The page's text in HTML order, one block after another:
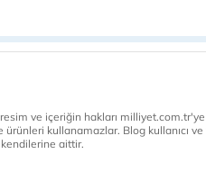
ve içeriğin hakları
kullanamazlar. Blog kullanıcı
aittir.